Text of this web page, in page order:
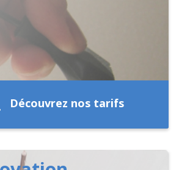
Découvrez nos tarifs